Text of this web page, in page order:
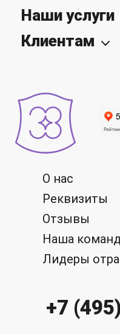
О нас
Реквизиты
Отзывы
Наша
Лидеры
+7
Наши услуги
Клиентам